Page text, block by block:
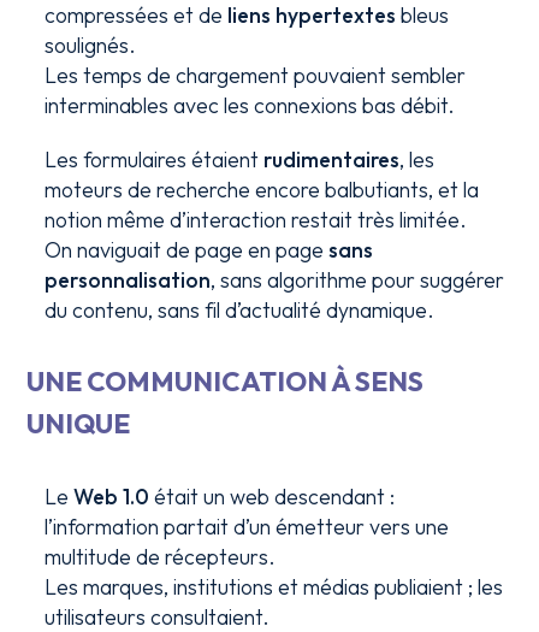
compressées et de liens hypertextes bleus
soulignés.
Les temps de chargement pouvaient sembler
interminables avec les connexions bas débit.
Les formulaires étaient rudimentaires, les
moteurs de recherche encore balbutiants, et la
notion même d’interaction restait très limitée.
On naviguait de page en pagesans
personnalisation, sans algorithme pour suggérer
du contenu, sans fil d’actualité dynamique.
UNE COMMUNICATION À SENS
UNIQUE
LeWeb 1.0 était un web descendant :
l’information partait d’un émetteur vers une
multitude de récepteurs.
Les marques, institutions et médias publiaient ; les
utilisateurs consultaient.